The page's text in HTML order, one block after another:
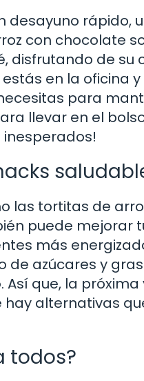
desayuno rápido,
con chocolate
disfrutando de
en la oficina
para
llevar en el
las tortitas de
puede mejorar
más
de azúcares y
que, la
alternativas
todos?